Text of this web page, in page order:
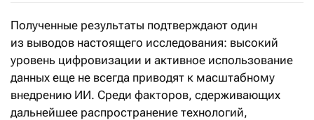
Полученные результаты подтверждают один
из выводов настоящего исследования: высокий
уровень цифровизации и активное использование
данных еще не всегда приводят к масштабному
внедрению ИИ. Среди факторов, сдерживающих
дальнейшее распространение технологий,